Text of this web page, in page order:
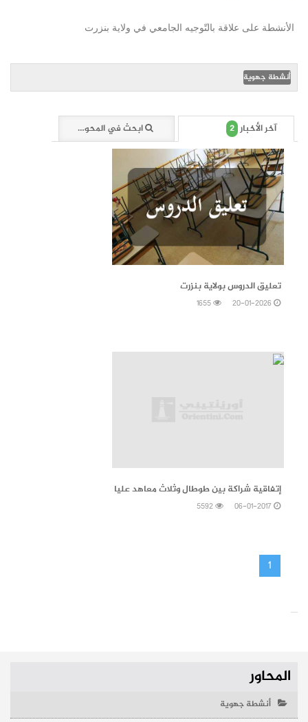
الأنشطة على علاقة بالتّوجيه الجامعي في ولاية بنزرت
أنشطة جهوية
آخر الأخبار 2 ابحث في المحور (3 وثائق)
20-01-2026
تعليق الدروس بولاية بنزرت
06-01-2017
إتفاقية شراكة بين طوطال وثلاث معاهد عليا
1
المحاور
أنشطة جهوية